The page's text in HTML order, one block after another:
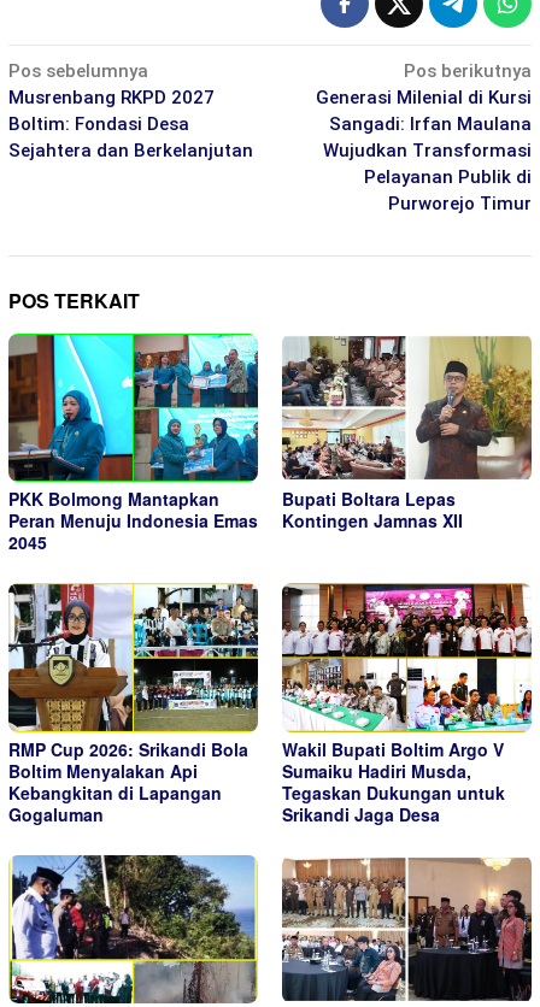
Navigasi
pos
Pos sebelumnya
Musrenbang RKPD 2027
Boltim: Fondasi Desa
Sejahtera dan Berkelanjutan
Pos berikutnya
Generasi Milenial di Kursi
Sangadi: Irfan Maulana
Wujudkan Transformasi
Pelayanan Publik di
Purworejo Timur
POS TERKAIT
PKK Bolmong Mantapkan
Peran Menuju Indonesia Emas
2045
Bupati Boltara Lepas
Kontingen Jamnas XII
RMP Cup 2026: Srikandi Bola
Boltim Menyalakan Api
Kebangkitan di Lapangan
Gogaluman
Wakil Bupati Boltim Argo V
Sumaiku Hadiri Musda,
Tegaskan Dukungan untuk
Srikandi Jaga Desa